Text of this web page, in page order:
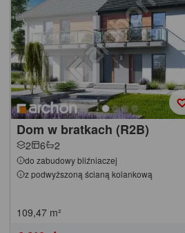
Dom w bratkach (R2B)
2 6 2
do zabudowy bliźniaczej
z podwyższoną ścianą kolankową
109,47 m²